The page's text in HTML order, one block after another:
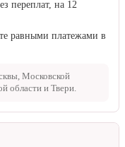
остальное —
не более